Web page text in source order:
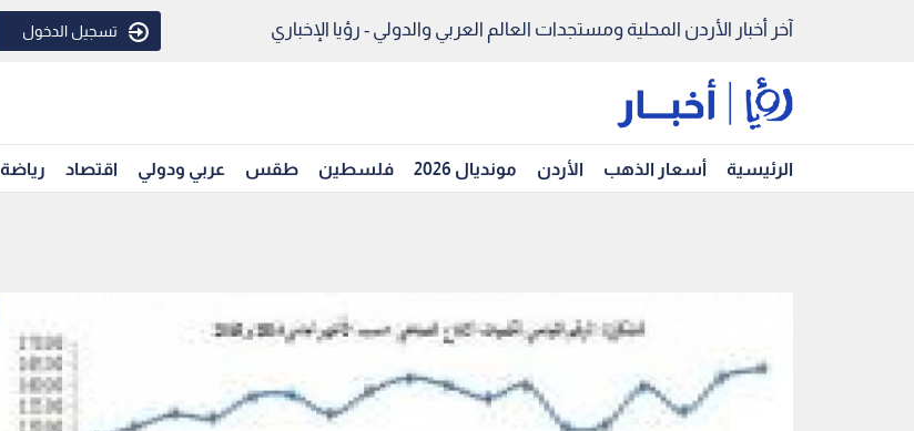
آخر أخبار الأردن المحلية ومستجدات العالم العربي والدولي - رؤيا الإخباري تسجيل الدخول
الرئيسية أسعار الذهب الأردن مونديال 2026 فلسطين طقس عربي ودولي اقتصاد رياضة